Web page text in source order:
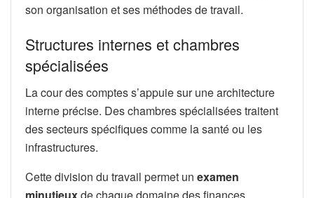
son organisation et ses méthodes de travail.
Structures internes et chambres
spécialisées
La cour des comptes s’appuie sur une architecture
interne précise. Des chambres spécialisées traitent
des secteurs spécifiques comme la santé ou les
infrastructures.
Cette division du travail permet un examen